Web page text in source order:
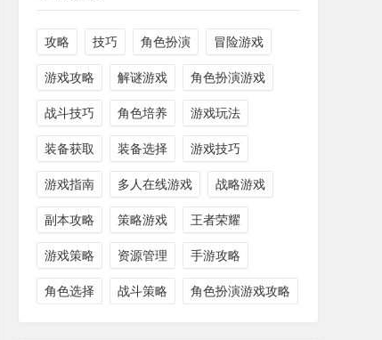
攻略 技巧 角色扮演 冒险游戏
游戏攻略 解谜游戏 角色扮演游戏
战斗技巧 角色培养 游戏玩法
装备获取 装备选择 游戏技巧
游戏指南 多人在线游戏 战略游戏
副本攻略 策略游戏 王者荣耀
游戏策略 资源管理 手游攻略
角色选择 战斗策略 角色扮演游戏攻略